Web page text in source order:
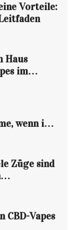
Vorteile:
Haus
im
wenn ich
Züge sind
CBD-Vapes